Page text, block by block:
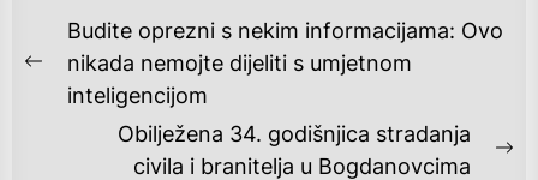
NAVIGACIJA
OBJAVA
Previous
post:
Budite oprezni s nekim informacijama: Ovo
nikada nemojte dijeliti s umjetnom
inteligencijom
Obilježena 34. godišnjica stradanja
civila i branitelja u Bogdanovcima